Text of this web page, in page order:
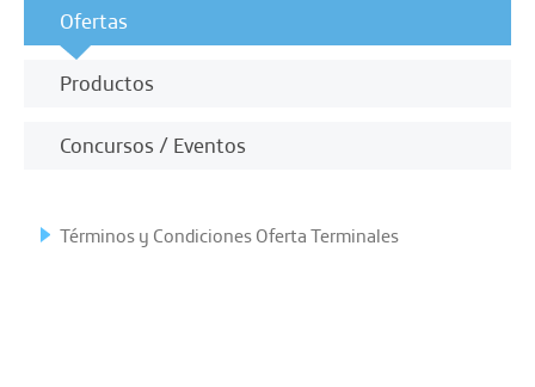
Ofertas
Productos
Concursos / Eventos
Términos y Condiciones Oferta Terminales